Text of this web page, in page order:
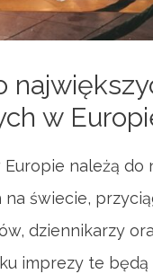
w
należą do
świecie,
dziennikarzy
imprezy te będą